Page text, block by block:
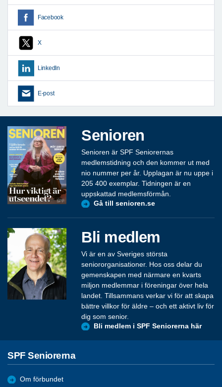
Facebook
X
LinkedIn
E-post
Senioren
Senioren är SPF Seniorernas
medlemstidning och den kommer ut med
nio nummer per år. Upplagan är nu uppe i
205 400 exemplar. Tidningen är en
uppskattad medlemsförmån.
Gå till senioren.se
Bli medlem
Vi är en av Sveriges största
seniororganisationer. Hos oss delar du
gemenskapen med närmare en kvarts
miljon medlemmar i föreningar över hela
landet. Tillsammans verkar vi för att skapa
bättre villkor för äldre – och ett aktivt liv för
dig som senior.
Bli medlem i SPF Seniorerna här
SPF Seniorerna
Om förbundet